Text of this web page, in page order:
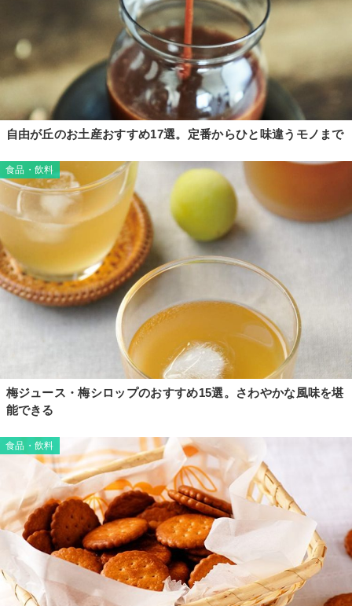
自由が丘のお土産おすすめ17選。定番からひと味違うモノまで
食品・飲料
梅ジュース・梅シロップのおすすめ15選。さわやかな風味を堪
能できる
食品・飲料